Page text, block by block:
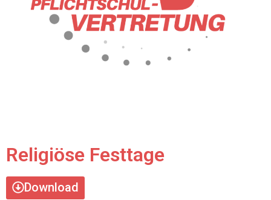
Religiöse Festtage
Download